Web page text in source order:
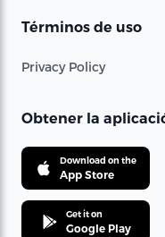
Términos de uso
Privacy Policy
Obtener la
Download on the
App Store
Get it on
Google Play